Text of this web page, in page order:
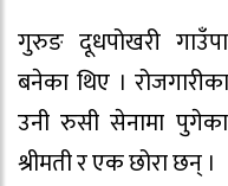
गुरुङ दूधपोखरी
बनेका थिए ।
उनी रुसी सेनामा
श्रीमती र एक छोरा छन् ।